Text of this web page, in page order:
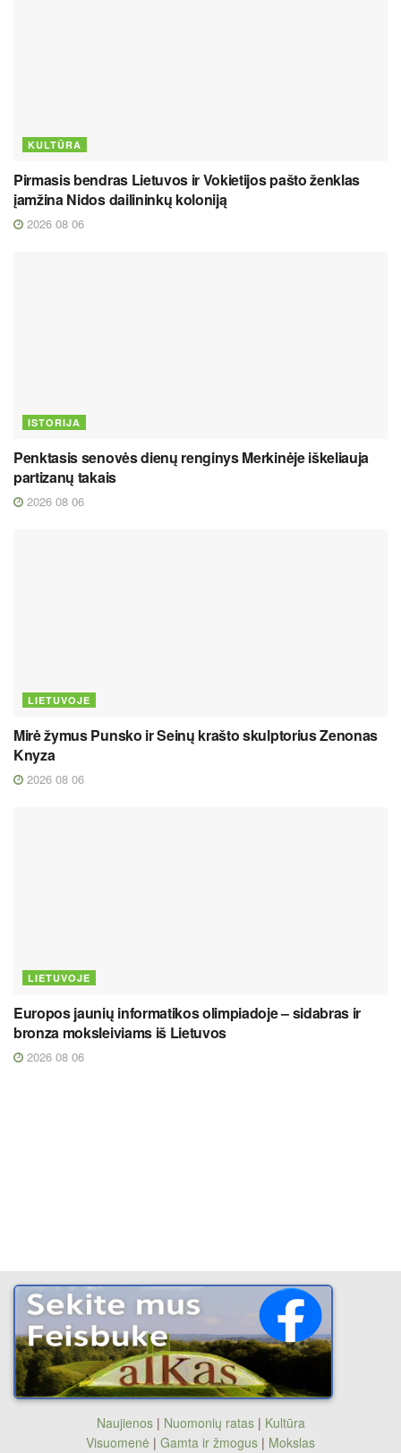
KULTŪRA
Pirmasis bendras Lietuvos ir Vokietijos pašto ženklas
įamžina Nidos dailininkų koloniją
2026 08 06
ISTORIJA
Penktasis senovės dienų renginys Merkinėje iškeliauja
partizanų takais
2026 08 06
LIETUVOJE
Mirė žymus Punsko ir Seinų krašto skulptorius Zenonas
Knyza
2026 08 06
LIETUVOJE
Europos jaunių informatikos olimpiadoje – sidabras ir
bronza moksleiviams iš Lietuvos
2026 08 06
Naujienos| Nuomonių ratas| Kultūra
Visuomenė | Gamta ir žmogus | Mokslas